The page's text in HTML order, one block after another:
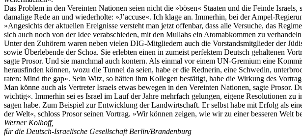
Das Problem in den Vereinten Nationen seien nicht die »bösen« Staaten und die Feinde
damalige Rede an und wiederholte: »J’accuse«. Ich klage an. Immerhin, bei der Ampel-
»Angesichts der aktuellen Ereignisse versteht man jetzt offenbar, dass alle Versuche, das
sich auch noch von der Idee verabschieden, mit den Mullahs ein Atomabkommen zu
Unter den Zuhörern waren neben vielen DIG-Mitgliedern auch die Vorstandsmitglieder der
sowie Überlebende der Schoa. Sie erlebten einen in zumeist perfektem Deutsch gehaltenen
sagte Prosor. Und sie manchmal auch kontern. Als einmal vor einem UN-Gremium eine
herausfinden können, wozu die Tunnel da seien, habe er die Rednerin, eine Schwedin,
raten: Mind the gap«. Sein Witz, so hätten ihm Kollegen bestätigt, habe die Wirkung des
Man könne auch als Vertreter Israels etwas bewegen in den Vereinten Nationen, sagte
wichtig«. Immerhin sei es Israel im Lauf der Jahre mehrfach gelungen, eigene Resolutionen
sagen habe. Zum Beispiel zur Entwicklung der Landwirtschaft. Er selbst habe mit Erfolg als
der Welt«, schloss Prosor seinen Vortrag. »Wir können zeigen, wie wir zu einer besseren Welt
Werner Kolhoff,
für die Deutsch-Israelische Gesellschaft Berlin/Brandenburg